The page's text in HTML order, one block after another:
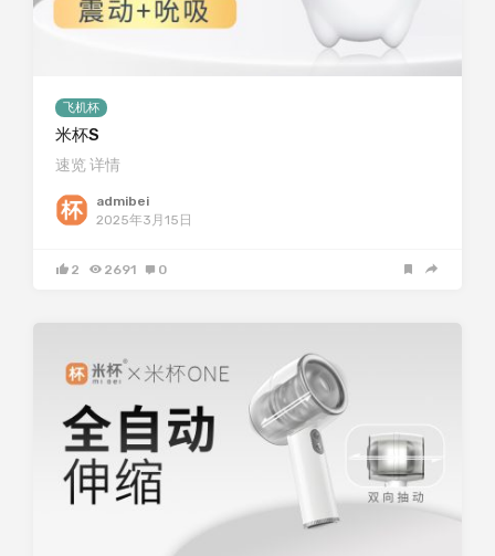
飞机杯
米杯S
速览 详情
admibei
2025年3月15日
2 2691 0